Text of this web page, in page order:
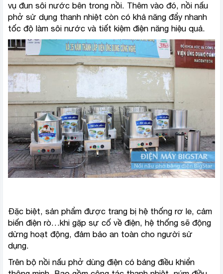
vụ đun sôi nước bên trong nồi. Thêm vào đó, nồi nấu
phở sử dụng thanh nhiệt còn có khả năng đẩy nhanh
tốc độ làm sôi nước và tiết kiệm điện năng hiệu quả.
Đặc biệt, sản phẩm được trang bị hệ thống rơ le, cảm
biến điện rò…khi gặp sự cố về điện, hệ thống sẽ động
dừng hoạt động, đảm bảo an toàn cho người sử
dụng.
Trên bộ nồi nấu phở dùng điện có bảng điều khiển